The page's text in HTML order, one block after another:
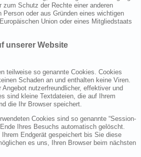
zum Schutz der Rechte einer anderen
Person oder aus Gründen eines wichtigen
Union oder eines Mitgliedstaats
unserer Website
teilweise so genannte Cookies. Cookies
Schaden an und enthalten keine Viren.
nutzerfreundlicher, effektiver und
sind kleine Textdateien, die auf Ihrem
die Ihr Browser speichert.
Cookies sind so genannte “Session-
Ihres Besuchs automatisch gelöscht.
Endgerät gespeichert bis Sie diese
es uns, Ihren Browser beim nächsten